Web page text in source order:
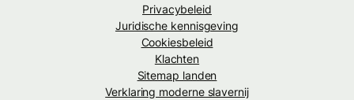
Privacybeleid
Juridische kennisgeving
Cookiesbeleid
Klachten
Sitemap landen
Verklaring moderne slavernij